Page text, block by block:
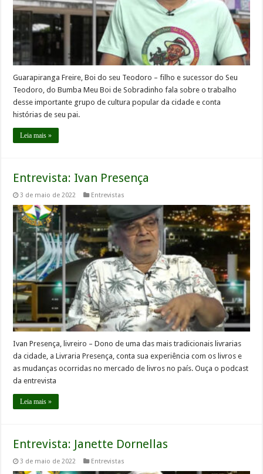
Guarapiranga Freire, Boi do seu Teodoro – filho e sucessor do Seu
Teodoro, do Bumba Meu Boi de Sobradinho fala sobre o trabalho
desse importante grupo de cultura popular da cidade e conta
histórias de seu pai.
Leia mais »
Entrevista: Ivan Presença
3 de maio de 2022 Entrevistas
Ivan Presença, livreiro – Dono de uma das mais tradicionais livrarias
da cidade, a Livraria Presença, conta sua experiência com os livros e
as mudanças ocorridas no mercado de livros no país. Ouça o podcast
da entrevista
Leia mais »
Entrevista: Janette Dornellas
3 de maio de 2022 Entrevistas